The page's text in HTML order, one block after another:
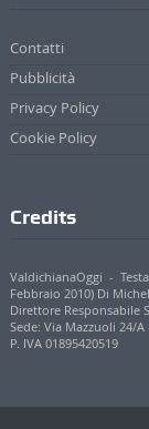
Contatti
Pubblicità
Privacy Policy
Cookie Policy
Credits
ValdichianaOggi -
Febbraio 2010) Di
Direttore Responsabile
Sede: Via Mazzuoli 24/A
P. IVA 01895420519